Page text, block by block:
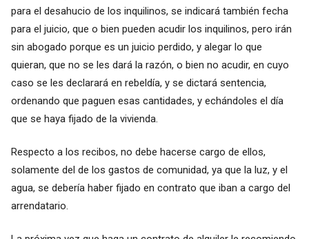
para el desahucio de los inquilinos, se indicará también fecha
para el juicio, que o bien pueden acudir los inquilinos, pero irán
sin abogado porque es un juicio perdido, y alegar lo que
quieran, que no se les dará la razón, o bien no acudir, en cuyo
caso se les declarará en rebeldía, y se dictará sentencia,
ordenando que paguen esas cantidades, y echándoles el día
que se haya fijado de la vivienda.
Respecto a los recibos, no debe hacerse cargo de ellos,
solamente del de los gastos de comunidad, ya que la luz, y el
agua, se debería haber fijado en contrato que iban a cargo del
arrendatario.